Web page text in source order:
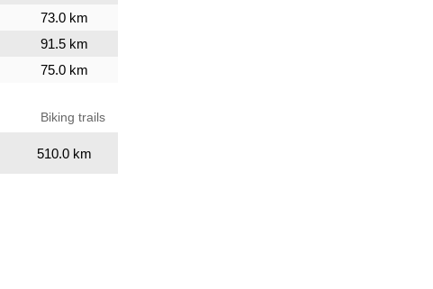
73.0 km
91.5 km
75.0 km
Biking trails
510.0 km